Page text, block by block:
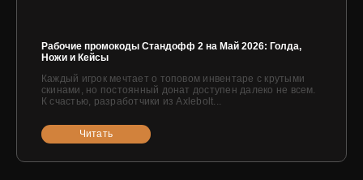
Рабочие промокоды Стандофф 2 на Май 2026: Голда,
Ножи и Кейсы
Каждый игрок мечтает о топовом инвентаре с крутыми
скинами, но постоянный донат доступен далеко не всем.
К счастью, разработчики из Axlebolt...
Читать